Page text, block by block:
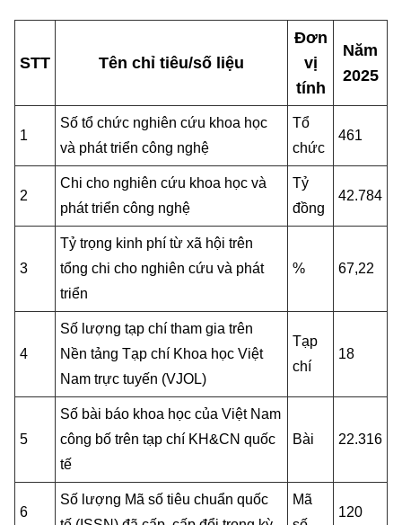
Chức năng nhiệm vụ
Cơ cấu tổ chức
Lịch sử phát triển
Sở Khoa học và Công nghệ
Tin tức sự kiện
Khoa học và Công nghệ
Đổi mới sáng tạo
Chuyển đổi số
Bưu chính, Viễn thông
Sở hữu trí tuệ
Tiêu chuẩn, đo lường, chất lượng
Năng lượng nguyên tử
Tin địa phương
Dịch vụ công
Văn bản QPPL
Văn bản chỉ đạo điều hành
Lấy ý kiến người dân về dự thảo VBQPPL
MST IOFFICE
THỐNG KÊ
Khoa học và Công nghệ
Đổi mới sáng tạo
Chuyển đổi số
Bưu chính, Viễn thông
Sở hữu trí tuệ
Tiêu chuẩn, đo lường, chất lượng
Năng lượng nguyên tử
Multimedia
THƯ ĐIỆN TỬ
Infographic
Nhiệm vụ trọng tâm
STT Tên chỉ tiêu/số liệu
Đơn
vị
tính
Năm
2025
1
Số tổ chức nghiên cứu khoa học
và phát triển công nghệ
Tổ
chức
461
2
Chi cho nghiên cứu khoa học và
phát triển công nghệ
Tỷ
đồng
42.784
3
Tỷ trọng kinh phí từ xã hội trên
tổng chi cho nghiên cứu và phát
triển
% 67,22
4
Số lượng tạp chí tham gia trên
Nền tảng Tạp chí Khoa học Việt
Nam trực tuyến (VJOL)
Tạp
chí
18
5
Số bài báo khoa học của Việt Nam
công bố trên tạp chí KH&CN quốc
tế
Bài 22.316
6
Số lượng Mã số tiêu chuẩn quốc
Mã
120